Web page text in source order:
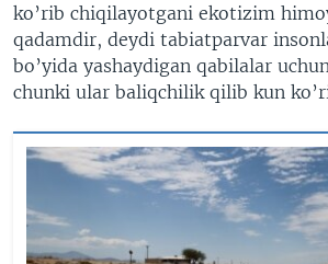
ko’rib chiqilayotgani ekotizim
qadamdir, deydi tabiatparvar
bo’yida yashaydigan qabilalar
chunki ular baliqchilik qilib kun